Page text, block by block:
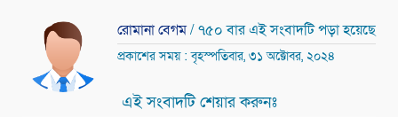
রোমানা বেগম/ ৭৫০ বার এই সংবাদটি পড়া হয়েছে
প্রকাশের সময় : বৃহস্পতিবার, ৩১ অক্টোবর, ২০২৪
এই সংবাদটি শেয়ার করুনঃ